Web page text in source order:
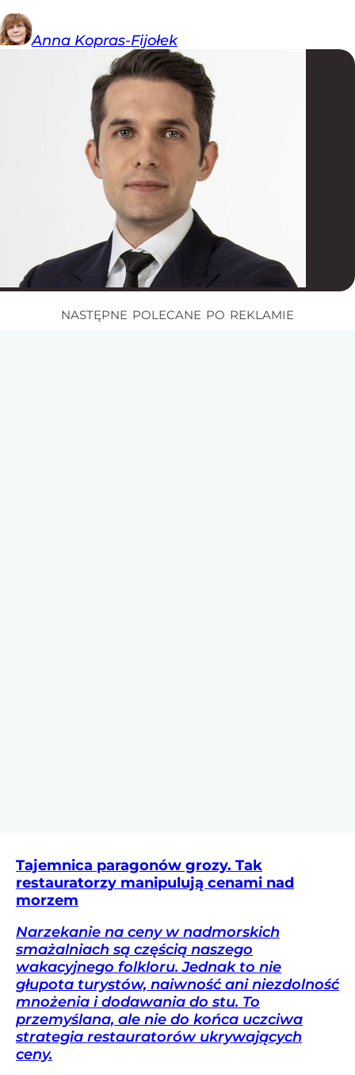
Anna Kopras-Fijołek
Tajemnica paragonów grozy. Tak
restauratorzy manipulują cenami nad
morzem
Narzekanie na ceny w nadmorskich
smażalniach są częścią naszego
wakacyjnego folkloru. Jednak to nie
głupota turystów, naiwność ani niezdolność
mnożenia i dodawania do stu. To
przemyślana, ale nie do końca uczciwa
strategia restauratorów ukrywających
ceny.